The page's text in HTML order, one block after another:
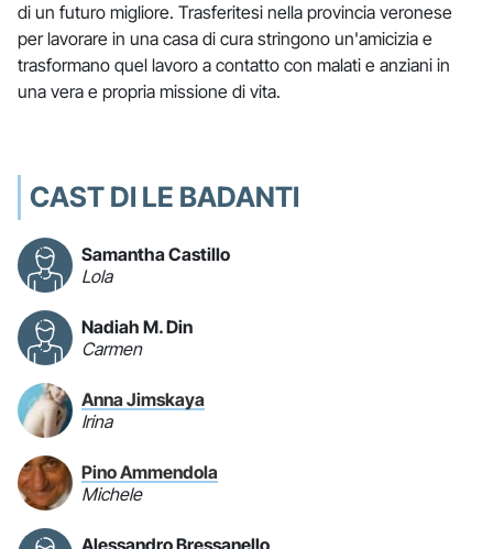
di un futuro migliore. Trasferitesi nella provincia veronese
per lavorare in una casa di cura stringono un'amicizia e
trasformano quel lavoro a contatto con malati e anziani in
una vera e propria missione di vita.
CAST DI LE BADANTI
Samantha Castillo
Lola
Nadiah M. Din
Carmen
Anna Jimskaya
Irina
Pino Ammendola
Michele